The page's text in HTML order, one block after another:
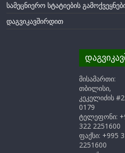
სამეცნიერო სტატიების
დაგვიკავშირდით
მისამართი:
თბილისი,
კეკელიძის
0179
ტელეფონი:
322 2251600
ფაქსი: +995
2251600